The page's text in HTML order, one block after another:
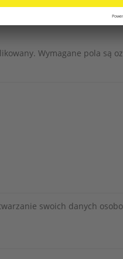
Wymagane pola są
swoich danych